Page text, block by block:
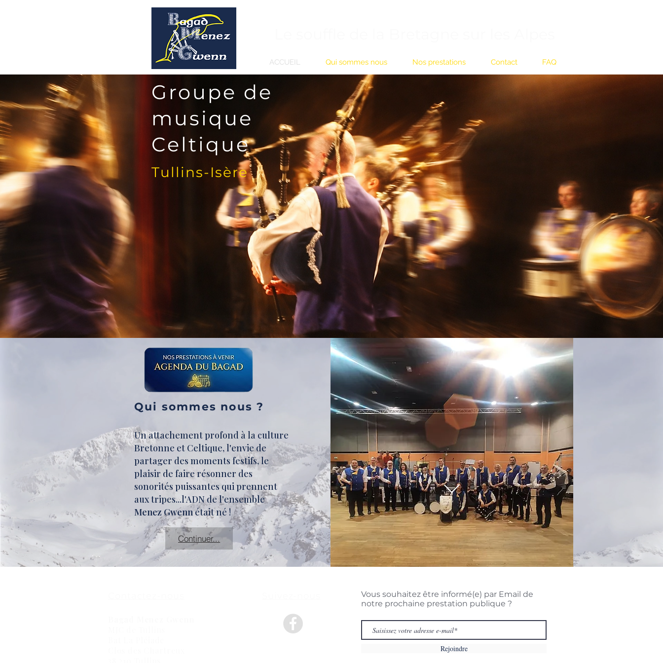
ACCUEIL Qui sommes nous Nos prestations Contact FAQ
Groupe de
musique
Celtique
Tullins-Isère
Qui sommes nous ?
Un attachement profond à la culture
Bretonne et Celtique, l'envie de
partager des moments festifs, le
plaisir de faire résonner des
sonorités puissantes qui prennent
aux tripes...l'ADN de l'ensemble
Menez Gwennétait né !
Continuer...
Vous souhaitez être informé(e) par Email de
notre prochaine prestation publique ?
Rejoindre